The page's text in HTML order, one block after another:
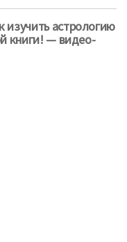
изучить астрологию
книги! — видео-